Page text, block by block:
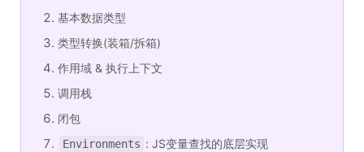
基本数据类型
类型转换(装箱/拆箱)
作用域 & 执行上下文
调用栈
闭包
Environments : JS变量查找的底层实现